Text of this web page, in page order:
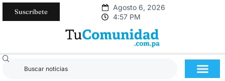
Suscríbete
Agosto 6, 2026
4:57 PM